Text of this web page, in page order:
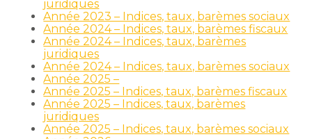
juridiques
Année 2023 – Indices, taux, barèmes sociaux
Année 2024 – Indices, taux, barèmes fiscaux
Année 2024 – Indices, taux, barèmes
juridiques
Année 2024 – Indices, taux, barèmes sociaux
Année 2025 –
Année 2025 – Indices, taux, barèmes fiscaux
Année 2025 – Indices, taux, barèmes
juridiques
Année 2025 – Indices, taux, barèmes sociaux